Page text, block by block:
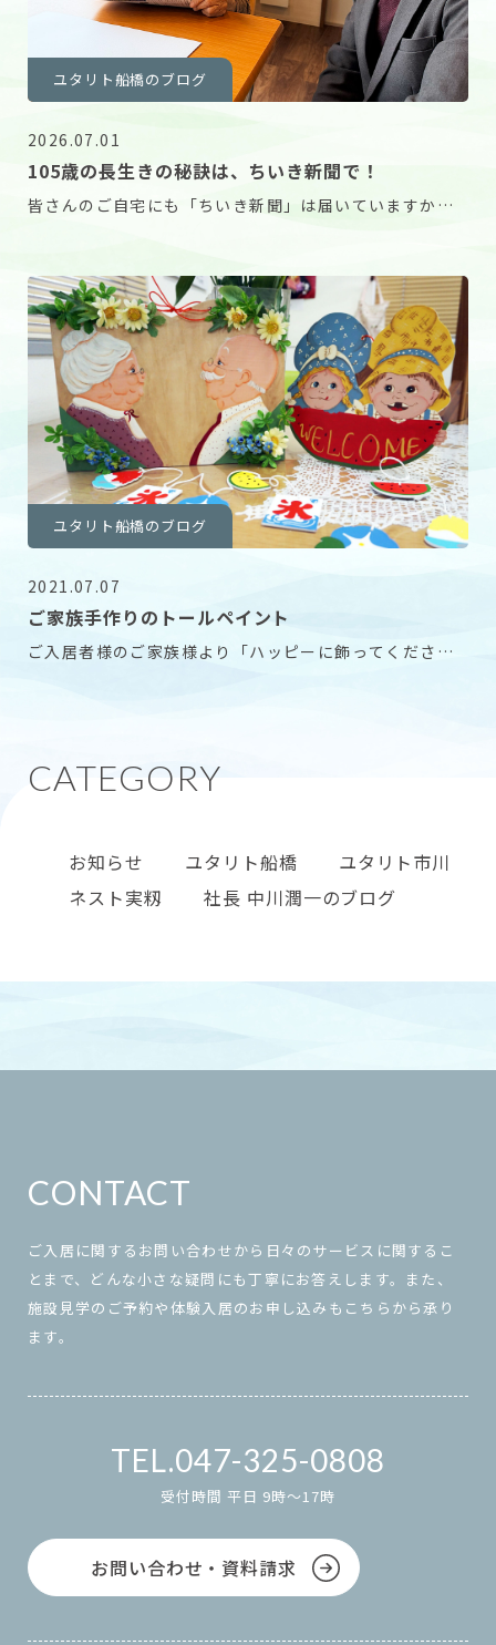
ユタリト船橋のブログ
2026.07.01
105歳の長生きの秘訣は、ちいき新聞で！
皆さんのご自宅にも「ちいき新聞」は届いていますか？
ユタリト船橋のブログ
2021.07.07
ご家族手作りのトールペイント
ご入居者様のご家族様より「ハッピーに飾ってください
お知らせ ユタリト船橋
ユタリト市川
ネスト実籾
社長 中川潤一のブログ
CONTACT
ご入居に関するお問い合わせから日々のサービスに関するこ
とまで、どんな小さな疑問にも丁寧にお答えします。また、
施設見学のご予約や体験入居のお申し込みもこちらから承り
ます。
047-325-0808
受付時間 平日 9時～17時
お問い合わせ・資料請求